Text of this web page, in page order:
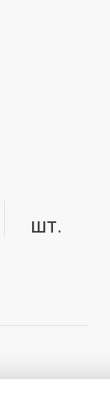
шт.